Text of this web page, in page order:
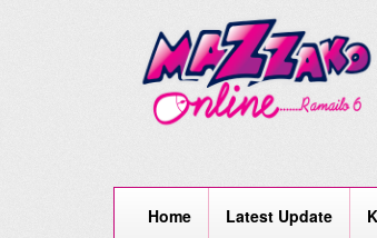
Home Latest Update